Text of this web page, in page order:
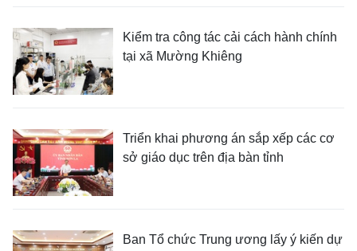
Kiểm tra công tác cải cách hành chính
tại xã Mường Khiêng
Triển khai phương án sắp xếp các cơ
sở giáo dục trên địa bàn tỉnh
Ban Tổ chức Trung ương lấy ý kiến dự